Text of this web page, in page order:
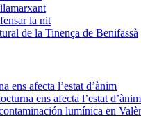
la nit
de la Tinença de Benifassà
ens afecta l’estat d’ànim
ens afecta l’estat d’ànim
lumínica en